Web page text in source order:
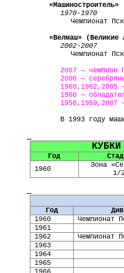
«Машиностроитель»
1970-1970
Чемпионат
«Велмаш» (Великие
2002-2007
Чемпионат
2007 — чемпион
2006 —
1960,1962,2005
1960 —
1958,1959,2007
В 1993 году
Год
1960
Зона
1/
Год
1960 Чемпионат
1961
1962 Чемпионат
1963
1964
1965